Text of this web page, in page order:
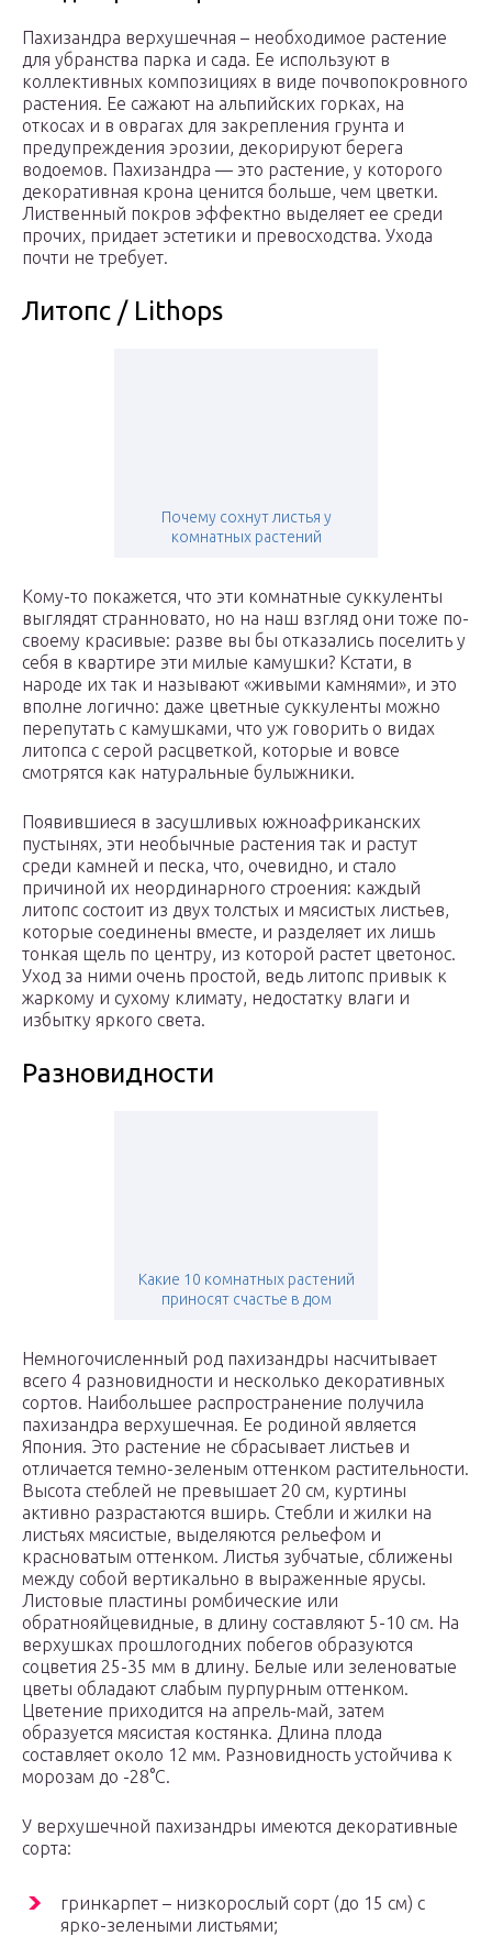
Пахизандра верхушечная – необходимое растение
для убранства парка и сада. Ее используют в
коллективных композициях в виде почвопокровного
растения. Ее сажают на альпийских горках, на
откосах и в оврагах для закрепления грунта и
предупреждения эрозии, декорируют берега
водоемов. Пахизандра — это растение, у которого
декоративная крона ценится больше, чем цветки.
Лиственный покров эффектно выделяет ее среди
прочих, придает эстетики и превосходства. Ухода
почти не требует.
Литопс / Lithops
Почему сохнут листья у
комнатных растений
Кому-то покажется, что эти комнатные суккуленты
выглядят странновато, но на наш взгляд они тоже по-
своему красивые: разве вы бы отказались поселить у
себя в квартире эти милые камушки? Кстати, в
народе их так и называют «живыми камнями», и это
вполне логично: даже цветные суккуленты можно
перепутать с камушками, что уж говорить о видах
литопса с серой расцветкой, которые и вовсе
смотрятся как натуральные булыжники.
Появившиеся в засушливых южноафриканских
пустынях, эти необычные растения так и растут
среди камней и песка, что, очевидно, и стало
причиной их неординарного строения: каждый
литопс состоит из двух толстых и мясистых листьев,
которые соединены вместе, и разделяет их лишь
тонкая щель по центру, из которой растет цветонос.
Уход за ними очень простой, ведь литопс привык к
жаркому и сухому климату, недостатку влаги и
избытку яркого света.
Разновидности
Какие 10 комнатных растений
приносят счастье в дом
Немногочисленный род пахизандры насчитывает
всего 4 разновидности и несколько декоративных
сортов. Наибольшее распространение получила
пахизандра верхушечная. Ее родиной является
Япония. Это растение не сбрасывает листьев и
отличается темно-зеленым оттенком растительности.
Высота стеблей не превышает 20 см, куртины
активно разрастаются вширь. Стебли и жилки на
листьях мясистые, выделяются рельефом и
красноватым оттенком. Листья зубчатые, сближены
между собой вертикально в выраженные ярусы.
Листовые пластины ромбические или
обратнояйцевидные, в длину составляют 5-10 см. На
верхушках прошлогодних побегов образуются
соцветия 25-35 мм в длину. Белые или зеленоватые
цветы обладают слабым пурпурным оттенком.
Цветение приходится на апрель-май, затем
образуется мясистая костянка. Длина плода
составляет около 12 мм. Разновидность устойчива к
морозам до -28°C.
У верхушечной пахизандры имеются декоративные
сорта:
гринкарпет – низкорослый сорт (до 15 см) с
ярко-зелеными листьями;